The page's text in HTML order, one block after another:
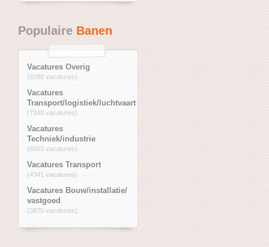
PopulaireBanen
Vacatures Overig
(9288 vacatures)
Vacatures
Transport/logistiek/luchtvaart
(7348 vacatures)
Vacatures
Techniek/industrie
(6563 vacatures)
Vacatures Transport
(4341 vacatures)
Vacatures Bouw/installatie/
vastgoed
(3875 vacatures)